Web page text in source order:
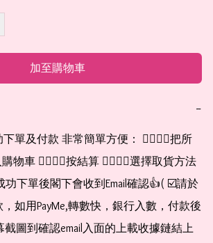
加至購物車
−
單及付款 非常簡單方便： 👉🏻👉🏻把所
車 👉🏻👉🏻按結算 👉🏻👉🏻選擇取貨方法
下單後閣下會收到Email確認👍( ☑️請於
如用PayMe,轉數快，銀行入數，付款後
圖到確認email入面的上載收據鏈結上